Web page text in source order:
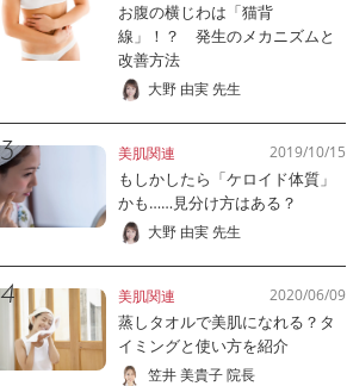
お腹の横じわは「猫背
線」！？ 発生のメカニズムと
改善方法
大野 由実 先生
美肌関連 2019/10/15
もしかしたら「ケロイド体質」
かも……見分け方はある？
大野 由実 先生
美肌関連 2020/06/09
蒸しタオルで美肌になれる？タ
イミングと使い方を紹介
笠井 美貴子 院長